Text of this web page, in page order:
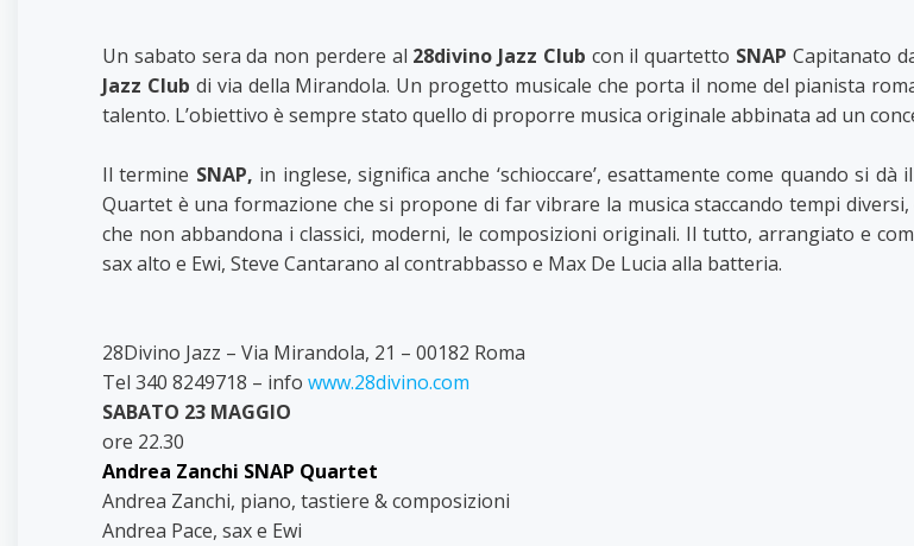
Un sabato sera da non perdere al 28divino Jazz Club con il quartetto SNAP Capitanato
Jazz Club di via della Mirandola. Un progetto musicale che porta il nome del pianista
talento. L’obiettivo è sempre stato quello di proporre musica originale abbinata ad un
Il termine SNAP, in inglese, significa anche ‘schioccare’, esattamente come quando si
Quartet è una formazione che si propone di far vibrare la musica staccando tempi
che non abbandona i classici, moderni, le composizioni originali. Il tutto, arrangiato e
sax alto e Ewi, Steve Cantarano al contrabbasso e Max De Lucia alla batteria.
28Divino Jazz – Via Mirandola, 21 – 00182 Roma
Tel 340 8249718 – info www.28divino.com
SABATO 23 MAGGIO
ore 22.30
Andrea Zanchi SNAP Quartet
Andrea Zanchi, piano, tastiere & composizioni
Andrea Pace, sax e Ewi